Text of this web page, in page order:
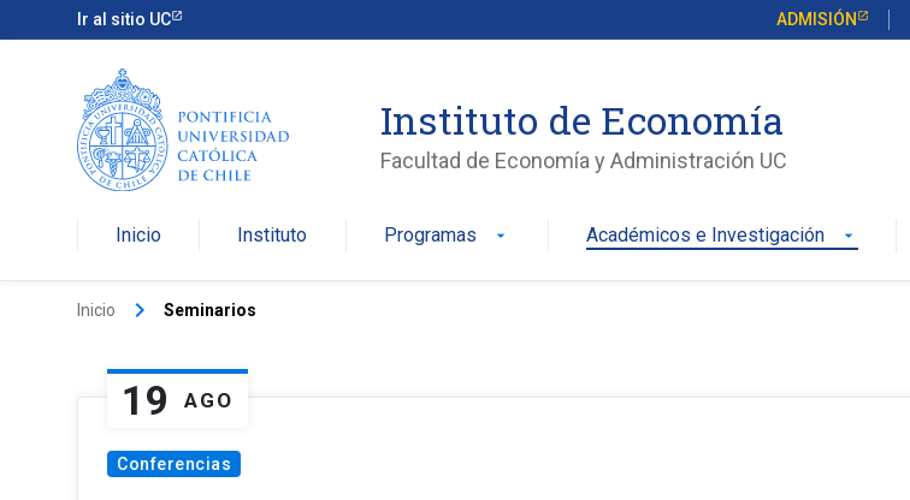
Ir al sitio UC ADMISIÓN
Instituto de Economía
Facultad de Economía y Administración UC
Inicio Instituto Programas arrow_drop_down Académicos e Investigación arrow_drop_down
Inicio keyboard_arrow_right Seminarios
19 AGO
Conferencias